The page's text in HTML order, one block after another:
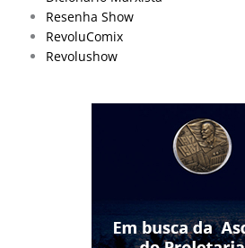
Resenha Show
RevoluComix
Revolushow